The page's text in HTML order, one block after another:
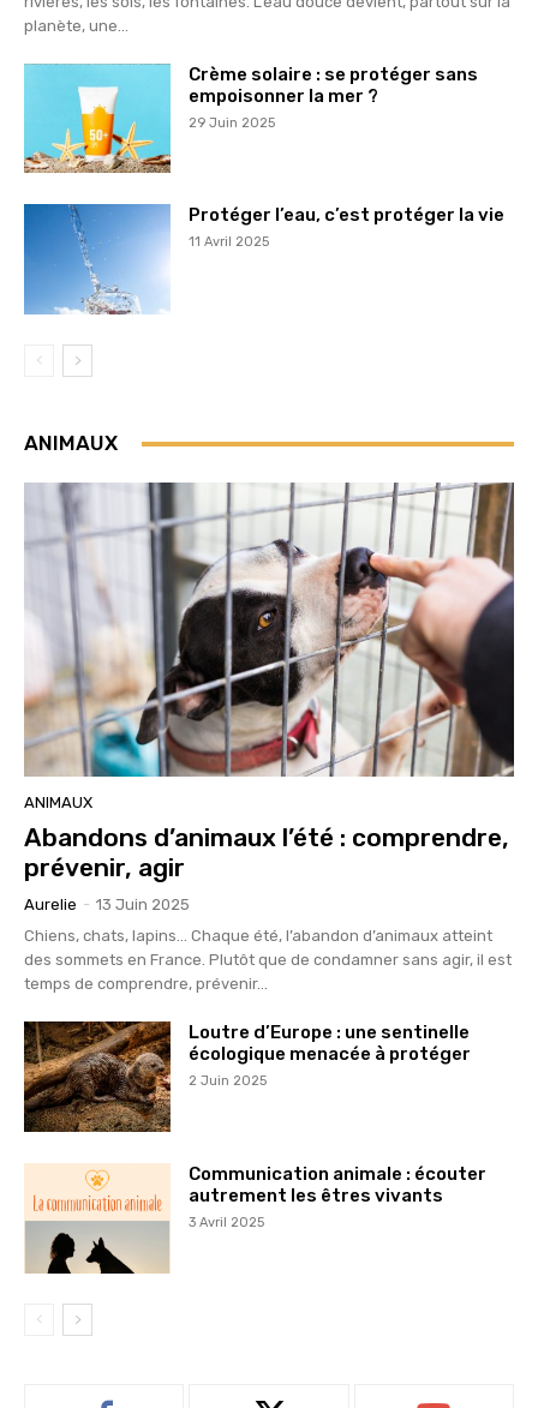
planète, une...
Crème solaire : se protéger sans
empoisonner la mer ?
29 Juin 2025
Protéger l’eau, c’est protéger la vie
11 Avril 2025
ANIMAUX
ANIMAUX
Abandons d’animaux l’été : comprendre,
prévenir, agir
Aurelie - 13 Juin 2025
Chiens, chats, lapins… Chaque été, l’abandon d’animaux atteint
des sommets en France. Plutôt que de condamner sans agir, il est
temps de comprendre, prévenir...
Loutre d’Europe : une sentinelle
écologique menacée à protéger
2 Juin 2025
Communication animale : écouter
autrement les êtres vivants
3 Avril 2025